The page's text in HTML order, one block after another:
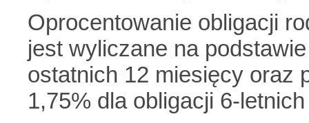
Oprocentowanie obligacji
jest wyliczane na
ostatnich 12 miesięcy oraz
1,75% dla obligacji 6-